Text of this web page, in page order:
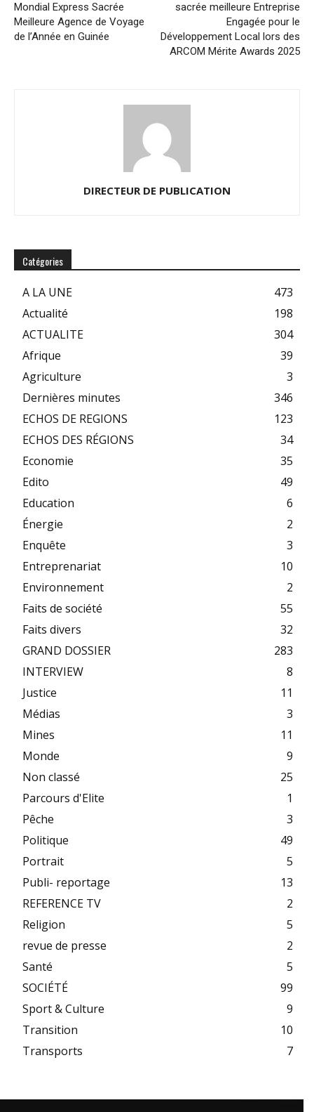
Mondial Express Sacrée
Meilleure Agence de Voyage
de l’Année en Guinée
sacrée meilleure Entreprise
Engagée pour le
Développement Local lors des
ARCOM Mérite Awards 2025
DIRECTEUR DE PUBLICATION
Catégories
A LA UNE
473
Actualité
198
ACTUALITE
304
Afrique
39
Agriculture
3
Dernières minutes
346
ECHOS DE REGIONS
123
ECHOS DES RÉGIONS
34
Economie
35
Edito
49
Education
6
Énergie
2
Enquête
3
Entreprenariat
10
Environnement
2
Faits de société
55
Faits divers
32
GRAND DOSSIER
283
INTERVIEW
8
Justice
11
Médias
3
Mines
11
Monde
9
Non classé
25
Parcours d'Elite
1
Pêche
3
Politique
49
Portrait
5
Publi- reportage
13
REFERENCE TV
2
Religion
5
revue de presse
2
Santé
5
SOCIÉTÉ
99
Sport & Culture
9
Transition
10
Transports
7